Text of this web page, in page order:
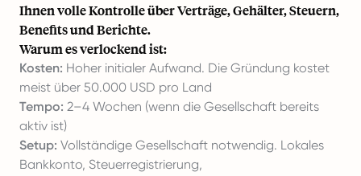
Ihnen volle Kontrolle über Verträge, Gehälter, Steuern,
Benefits und Berichte.
Warum es verlockend ist:
Kosten: Hoher initialer Aufwand. Die Gründung kostet
meist über 50.000 USD pro Land
Tempo: 2–4 Wochen (wenn die Gesellschaft bereits
aktiv ist)
Setup: Vollständige Gesellschaft notwendig. Lokales
Bankkonto, Steuerregistrierung,